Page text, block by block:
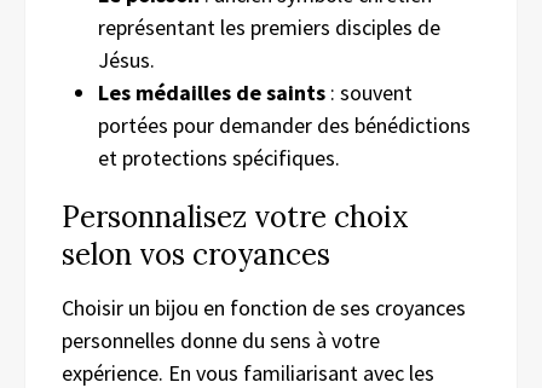
représentant les premiers disciples de
Jésus.
Les médailles de saints : souvent
portées pour demander des bénédictions
et protections spécifiques.
Personnalisez votre choix
selon vos croyances
Choisir un bijou en fonction de ses croyances
personnelles donne du sens à votre
expérience. En vous familiarisant avec les